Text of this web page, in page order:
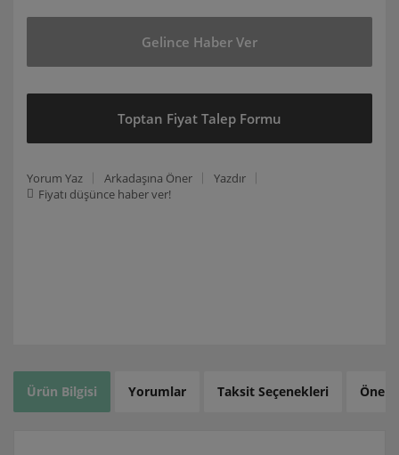
Gelince Haber Ver
Toptan Fiyat Talep Formu
Yorum Yaz Arkadaşına Öner
Yazdır
Fiyatı düşünce haber ver!
Ürün Bilgisi Yorumlar Taksit Seçenekleri